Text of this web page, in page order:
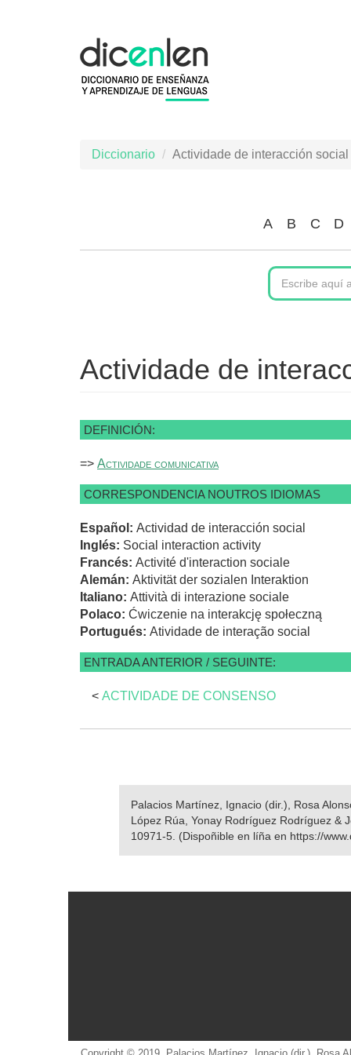
Diccionario Actividade de interacción social
A B C D
Actividade de
DEFINICIÓN:
=> Actividade comunicativa
CORRESPONDENCIA NOUTROS IDIOMAS
Español: Actividad de interacción social
Inglés: Social interaction activity
Francés: Activité d'interaction sociale
Alemán: Aktivität der sozialen Interaktion
Italiano: Attività di interazione sociale
Polaco: Ćwiczenie na interakcję społeczną
Portugués: Atividade de interação social
ENTRADA ANTERIOR / SEGUINTE:
< ACTIVIDADE DE CONSENSO
Palacios Martínez, Ignacio (dir.), Rosa
López Rúa, Yonay Rodríguez Rodríguez &
10971-5. (Dispoñible en líña en https://